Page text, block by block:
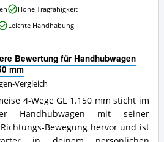
Bewertung für Handhubwagen
mm
Vergleich
4-Wege GL 1.150 mm sticht im
Handhubwagen mit seiner
Bewegung hervor und ist
Hohe Tragfähigkeit
Leichte Handhabung